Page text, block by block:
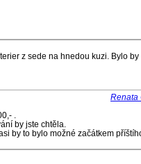
z sede na hnedou kuzi. Bylo
Renata
.
by jste chtěla.
by to bylo možné začátkem